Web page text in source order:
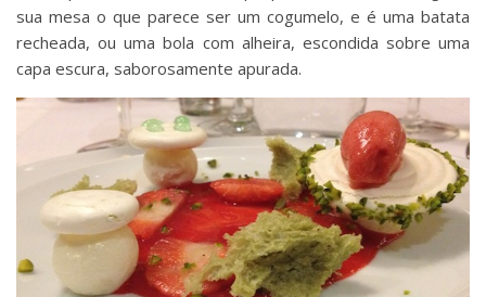
sua mesa o que parece ser um cogumelo, e é uma batata
recheada, ou uma bola com alheira, escondida sobre uma
capa escura, saborosamente apurada.